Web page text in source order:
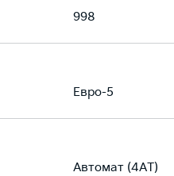
998
Евро-5
Автомат (4АТ)